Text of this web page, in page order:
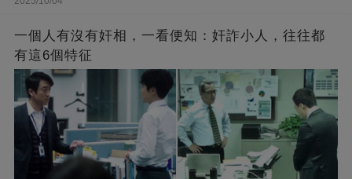
一個人有沒有奸相，一看便知：奸詐小人，往往都
有這6個特征